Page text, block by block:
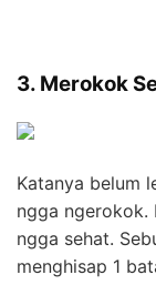
3. Merokok
Katanya belum
ngga ngerokok.
ngga sehat.
menghisap 1